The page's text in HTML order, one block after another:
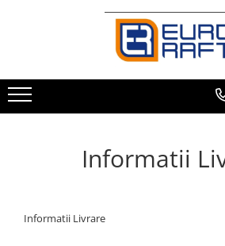
Refrigerare Comercială
Dulapuri Frigorifice
Informatii
Informatii Livrare